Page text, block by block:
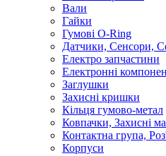
Вали
Гайки
Гумові O-Ring
Датчики, Сенсори,
Електро запчастини
Електронні
Заглушки
Захисні кришки
Кільця гумово-метал
Ковпачки, Захисні
Контактна група,
Корпуси